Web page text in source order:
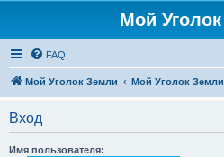
Мой
FAQ
Мой Уголок Земли Мой Уголок Земли
Вход
Имя пользователя: